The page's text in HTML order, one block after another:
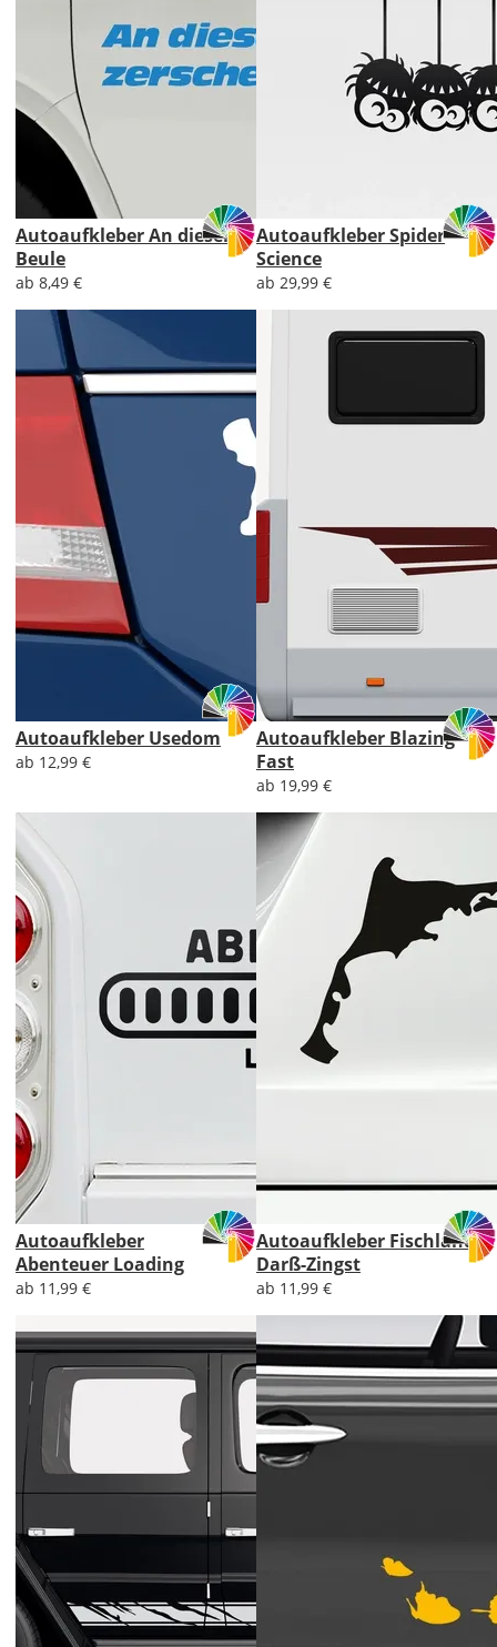
Autoaufkleber An dieser
Beule
ab 8,49 €
Autoaufkleber Spider
Science
ab 29,99 €
Autoaufkleber Usedom
ab 12,99 €
Autoaufkleber Blazing
Fast
ab 19,99 €
Autoaufkleber
Abenteuer Loading
ab 11,99 €
Autoaufkleber Fischland
Darß-Zingst
ab 11,99 €